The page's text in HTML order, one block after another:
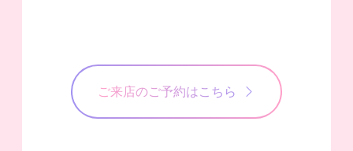
ご来店のご予約はこちら